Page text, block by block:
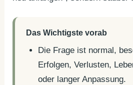
Das Wichtigste vorab
Die Frage ist normal,
Erfolgen, Verlusten,
oder langer Anpassung.